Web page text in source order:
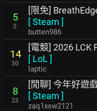
5
5
[限免]
[Steam ]
butten986
14
30
[電競] 2026 LCK
[ LoL ]
laptic
8
23
[閒聊] 今年好遊
[Steam ]
zaq1xsw2121